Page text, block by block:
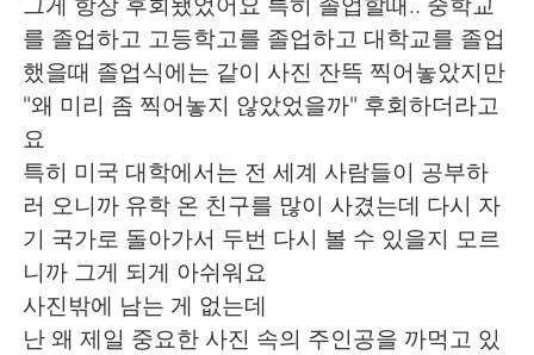
를 졸업하고 고등학고를 졸업하고 대학교를 졸업
했을때 졸업식에는 같이 사진 잔뜩 찍어놓았지만
"왜 미리 좀 찍어놓지 않았었을까" 후회하더라고
요
특히 미국 대학에서는 전 세계 사람들이 공부하
러 오니까 유학 온 친구를 많이 사겼는데 다시 자
기 국가로 돌아가서 두번 다시 볼 수 있을지 모르
니까 그게 되게 아쉬워요
사진밖에 남는 게 없는데
난 왜 제일 중요한 사진 속의 주인공을 까먹고 있